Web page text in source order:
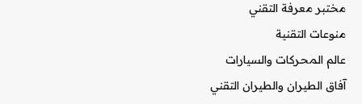
مختبر معرفة التقني
منوعات التقنية
عالم المحركات والسيارات
آفاق الطيران والطيران التقني